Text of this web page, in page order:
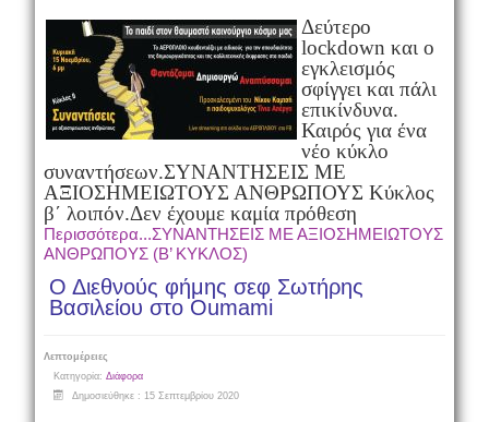
Δεύτερο
lockdown και ο
εγκλεισμός
σφίγγει και πάλι
επικίνδυνα.
Καιρός για ένα
νέο κύκλο
συναντήσεων.ΣΥΝΑΝΤΗΣΕΙΣ ΜΕ
ΑΞΙΟΣΗΜΕΙΩΤΟΥΣ ΑΝΘΡΩΠΟΥΣ Κύκλος
β΄ λοιπόν.Δεν έχουμε καμία πρόθεση
Περισσότερα...ΣΥΝΑΝΤΗΣΕΙΣ ΜΕ ΑΞΙΟΣΗΜΕΙΩΤΟΥΣ
ΑΝΘΡΩΠΟΥΣ (Β’ ΚΥΚΛΟΣ)
Ο Διεθνούς φήμης σεφ Σωτήρης
Βασιλείου στο Oumami
Λεπτομέρειες
Κατηγορία: Διάφορα
Δημοσιεύθηκε : 15 Σεπτεμβρίου 2020